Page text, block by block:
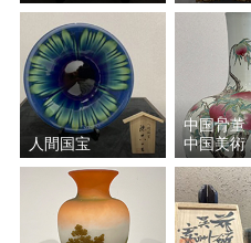
人間国宝
中国骨董
中国美術